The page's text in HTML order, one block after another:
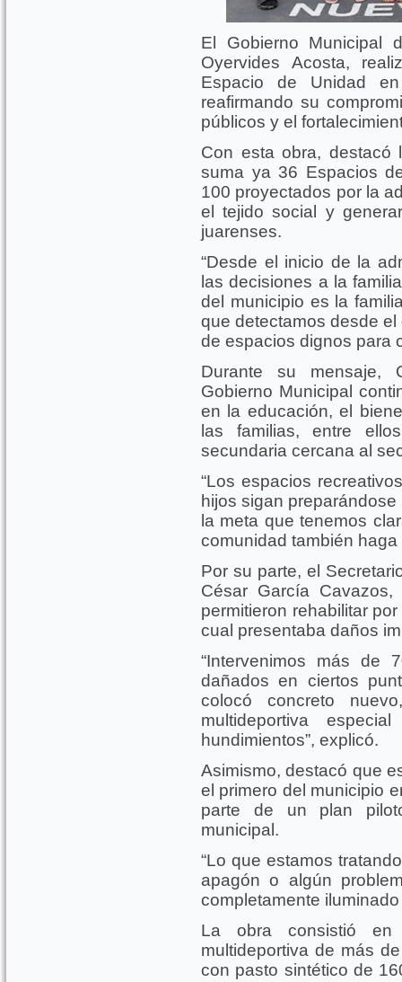
El Gobierno Municipal
Oyervides Acosta,
Espacio de Unidad
reafirmando su
públicos y el
Con esta obra, destacó
suma ya 36 Espacios
100 proyectados por la
el tejido social y
juarenses.
“Desde el inicio de la
las decisiones a la
del municipio es la
que detectamos desde
de espacios dignos para
Durante su mensaje,
Gobierno Municipal
en la educación, el
las familias, entre
secundaria cercana al
“Los espacios
hijos sigan
la meta que tenemos
comunidad también
Por su parte, el
César García
permitieron rehabilitar
cual presentaba daños
“Intervenimos más de
dañados en ciertos
colocó concreto
multideportiva
hundimientos”, explicó.
Asimismo, destacó que
el primero del municipio
parte de un plan
municipal.
“Lo que estamos
apagón o algún
completamente
La obra consistió
multideportiva de más
con pasto sintético de